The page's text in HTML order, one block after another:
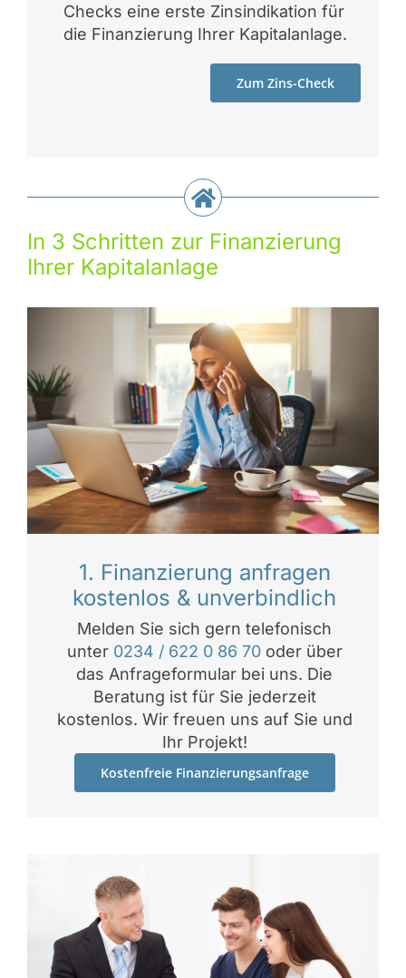
Checks eine erste Zinsindikation für
die Finanzierung Ihrer Kapitalanlage.
Zum Zins-Check
In 3 Schritten zur Finanzierung
Ihrer Kapitalanlage
1. Finanzierung anfragen
kostenlos & unverbindlich
Melden Sie sich gern telefonisch
unter 0234 / 622 0 86 70oder über
das Anfrageformular bei uns. Die
Beratung ist für Sie jederzeit
kostenlos. Wir freuen uns auf Sie und
Ihr Projekt!
Kostenfreie Finanzierungsanfrage